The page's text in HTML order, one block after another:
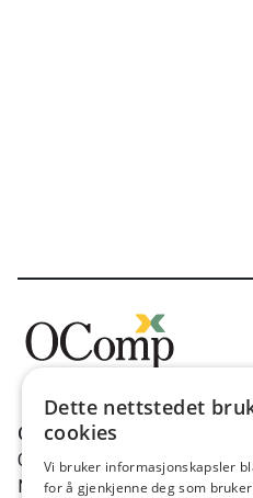
OComp AS
Gravdalsveien 262
N-5165 Laksevåg
Dette nettstedet
cookies
Vi bruker informasjonskapsler
for å gjenkjenne deg som